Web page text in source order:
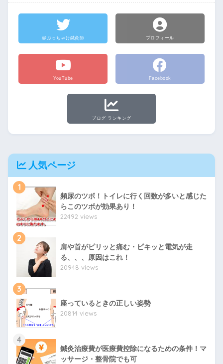
@ぶっちゃけ鍼灸師 プロフィール
YouTube Facebook
ブログ ランキング
人気ページ
1
頻尿のツボ！トイレに行く回数が多いと感じた
らこのツボが効果あり！
22492 views
2
肩や首がピリッと痛む・ピキッと電気が走
る、、、原因はこれ！
20948 views
3
座っているときの正しい姿勢
20814 views
4
鍼灸治療費が医療費控除になるための条件！マ
ッサージ・整骨院でも可